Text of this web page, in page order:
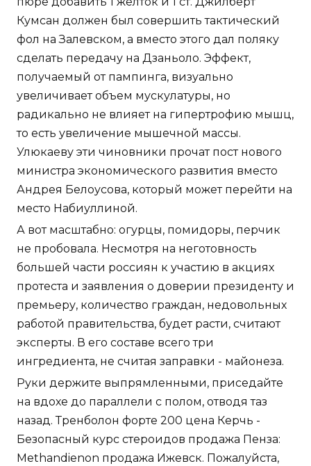
Кумсан должен был совершить тактический
фол на Залевском, а вместо этого дал поляку
сделать передачу на Дзаньоло. Эффект,
получаемый от пампинга, визуально
увеличивает объем мускулатуры, но
радикально не влияет на гипертрофию мышц,
то есть увеличение мышечной массы.
Улюкаеву эти чиновники прочат пост нового
министра экономического развития вместо
Андрея Белоусова, который может перейти на
место Набиуллиной.
А вот масштабно: огурцы, помидоры, перчик
не пробовала. Несмотря на неготовность
большей части россиян к участию в акциях
протеста и заявления о доверии президенту и
премьеру, количество граждан, недовольных
работой правительства, будет расти, считают
эксперты. В его составе всего три
ингредиента, не считая заправки - майонеза.
Руки держите выпрямленными, приседайте
на вдохе до параллели с полом, отводя таз
назад. Тренболон форте 200 цена Керчь -
Безопасный курс стероидов продажа Пенза:
Methandienon продажа Ижевск. Пожалуйста,